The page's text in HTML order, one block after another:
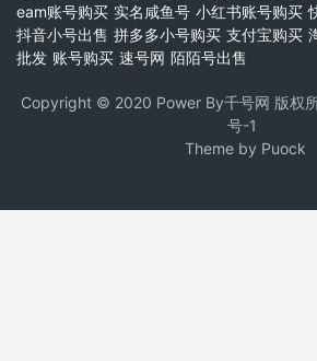
eam账号购买 实名咸鱼号 小红书账号购买
抖音小号出售 拼多多小号购买 支付宝购买
批发 账号购买 速号网 陌陌号出售
Copyright © 2020 Power By千号网 版权
号-1
Theme by Puock